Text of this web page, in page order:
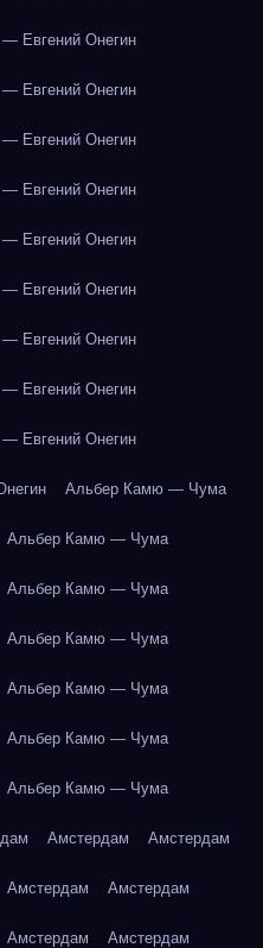
Евгений Онегин
Евгений Онегин
Евгений Онегин
Евгений Онегин
Евгений Онегин
Евгений Онегин
Евгений Онегин
Евгений Онегин
Евгений Онегин
Альбер Камю — Чума
Альбер Камю — Чума
Альбер Камю — Чума
Альбер Камю — Чума
Альбер Камю — Чума
Альбер Камю — Чума
Альбер Камю — Чума
Амстердам Амстердам
Амстердам Амстердам
Амстердам Амстердам